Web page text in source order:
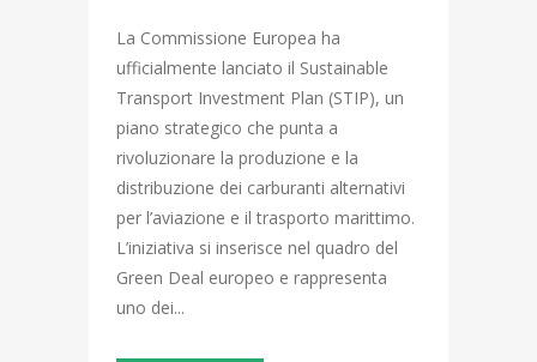
La Commissione Europea ha
ufficialmente lanciato il Sustainable
Transport Investment Plan (STIP), un
piano strategico che punta a
rivoluzionare la produzione e la
distribuzione dei carburanti alternativi
per l’aviazione e il trasporto marittimo.
L’iniziativa si inserisce nel quadro del
Green Deal europeo e rappresenta
uno dei...